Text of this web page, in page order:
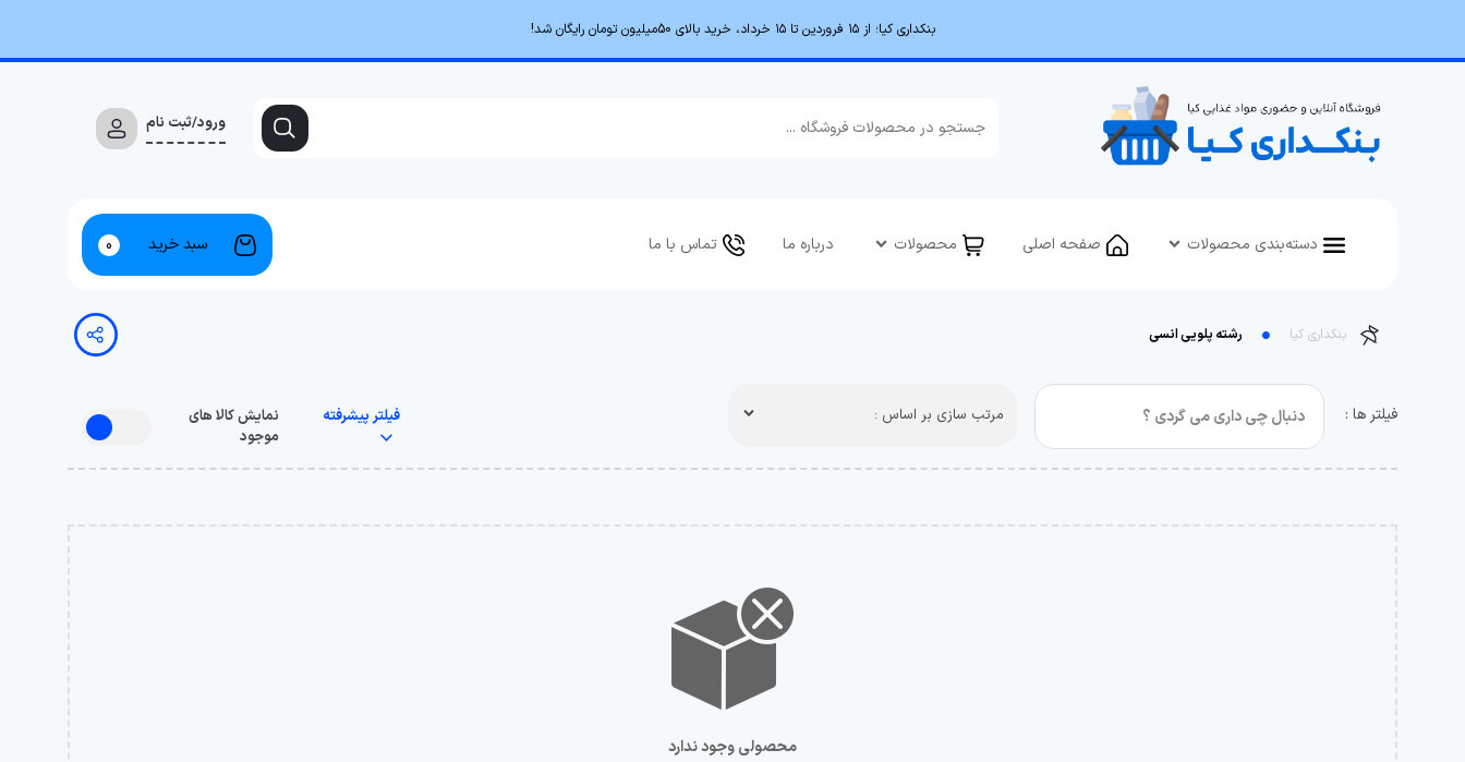
بنکداری کیا؛ از ۱۵ فروردین تا ۱۵ خرداد، خرید بالای 50میلیون تومان رایگان شد!
ورود/ثبت نام
دسته‌بندی محصولات صفحه اصلی محصولات درباره ما تماس با ما سبد خرید 0
بنکداری کیا رشته پلویی انسی
فیلتر ها : مرتب سازی بر اساس : فیلتر پیشرفته
نمایش کالا های
موجود
محصولی وجود ندارد